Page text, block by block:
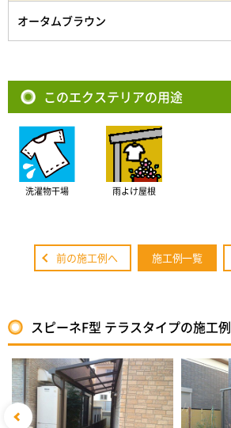
オータムブラウン
このエクステリアの用途
洗濯物干場 雨よけ屋根
前の施工例へ 施工例一覧
スピーネF型 テラスタイプの施工例